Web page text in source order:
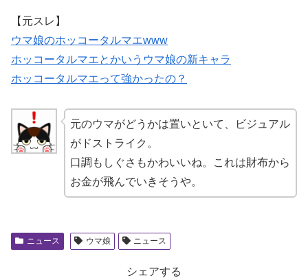
【元スレ】
ウマ娘のホッコータルマエwww
ホッコータルマエとかいうウマ娘の新キャラ
ホッコータルマエって強かったの？
元のウマがどうかは置いといて、ビジュアル
がドストライク。
口調もしぐさもかわいいね。これは財布から
お金が飛んでいきそうや。
ニュース ウマ娘 ニュース
シェアする